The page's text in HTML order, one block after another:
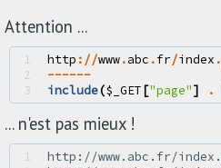
Attention ...
1 http ://www.abc .fr/index .
2
------
3
include($_GET ["page"] .
... n'est pas mieux !
1